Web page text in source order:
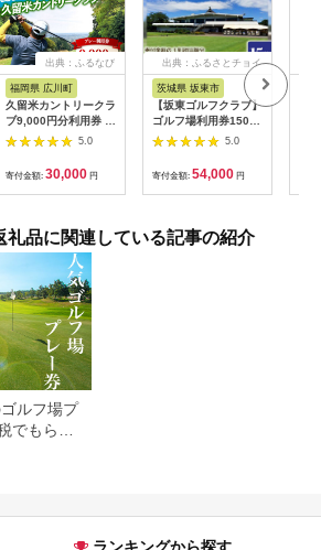
出典：ふるなび
福岡県 広川町
久留米カントリークラ
ブ9,000円分利用券 /
ゴルフ[AFAD007]
5.0
寄付金額: 30,000 円
出典：ふるさとチョイ
茨城県 坂東市
【坂東ゴルフクラブ】
ゴルフ場利用券15000
円分（寄付金額の3割
相当額分） ／ ゴルフ
プレー 都心から1時間
利用券 ゴルフ場 チケ
ット 茨城 ゴルフ 予約
立地 ゴルフラウンド
アウトドア スポーツ
5.0
寄付金額: 54,000 円
礼品に関連している記事の紹介
ルフ場プ
でもらえ